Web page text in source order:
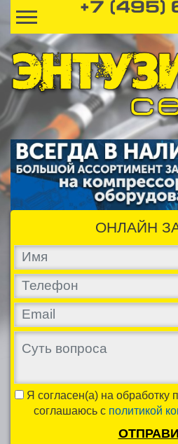
+7 (495)
ОНЛАЙН
Я согласен(а) на обработку
соглашаюсь с политикой